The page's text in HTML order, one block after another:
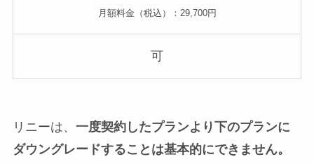
月額料金（税込）：29,700円
可
リニーは、 一度契約したプランより下のプランに
ダウングレードすることは基本的にできません。